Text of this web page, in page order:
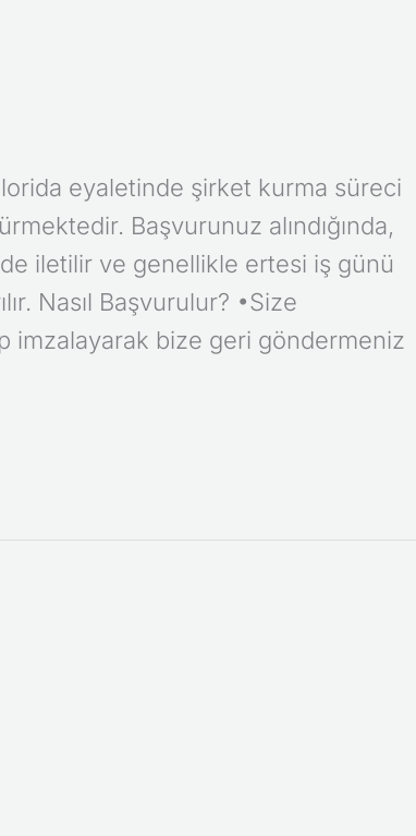
eyaletinde şirket kurma süreci
Başvurunuz alındığında,
iletilir ve genellikle ertesi iş günü
Nasıl Başvurulur? •Size
imzalayarak bize geri göndermeniz